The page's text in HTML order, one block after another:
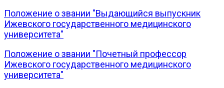
Положение о звании "Выдающийся выпускник
Ижевского государственного медицинского
университета"
Положение о звании "Почетный профессор
Ижевского государственного медицинского
университета"